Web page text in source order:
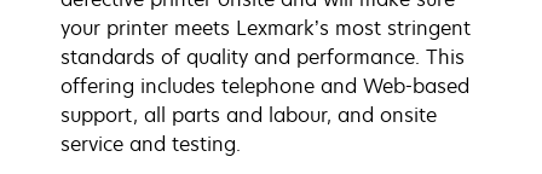
your printer meets Lexmark’s most stringent
standards of quality and performance. This
offering includes telephone and Web-based
support, all parts and labour, and onsite
service and testing.